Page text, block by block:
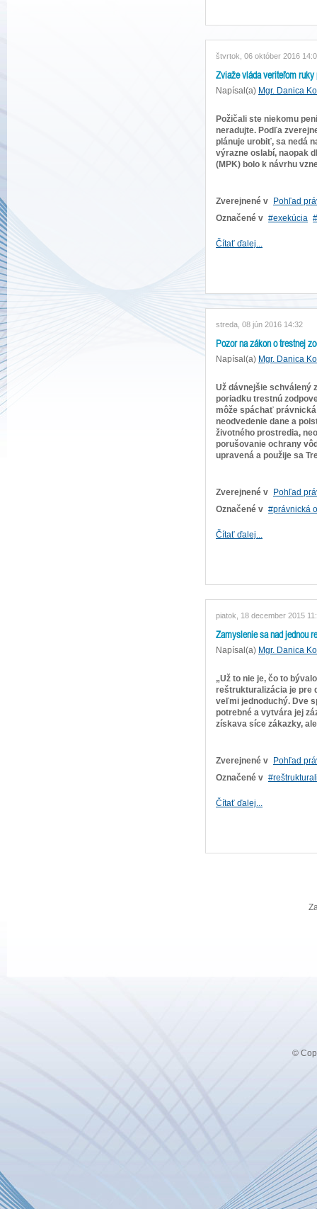
štvrtok, 06 október 2016
Zviaže vláda veriteľom
Napísal(a) Mgr. Danica
Požičali ste niekomu
neradujte. Podľa
plánuje urobiť, sa nedá
výrazne oslabí, naopak
(MPK) bolo k návrhu
Zverejnené v
Pohľad
Označené v
exekúcia
Čítať ďalej...
streda, 08 jún 2016 14:32
Pozor na zákon o trestnej
Napísal(a) Mgr. Danica
Už dávnejšie schválený
poriadku trestnú
môže spáchať
neodvedenie dane a
životného prostredia,
porušovanie ochrany
upravená a použije sa
Zverejnené v
Pohľad
Označené v
právnická
Čítať ďalej...
piatok, 18 december 2015
Zamyslenie sa nad jednou
Napísal(a) Mgr. Danica
„Už to nie je, čo to
reštrukturalizácia je pre
veľmi jednoduchý. Dve
potrebné a vytvára jej
získava síce zákazky,
Zverejnené v
Pohľad
Označené v
Čítať ďalej...
©